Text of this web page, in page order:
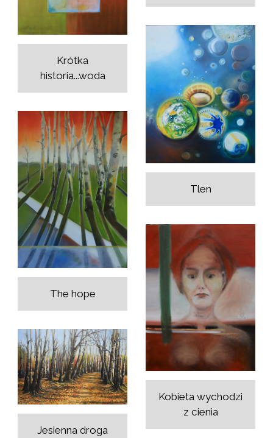
Krótka
historia...woda
Tlen
The hope
Kobieta wychodzi
z cienia
Jesienna droga